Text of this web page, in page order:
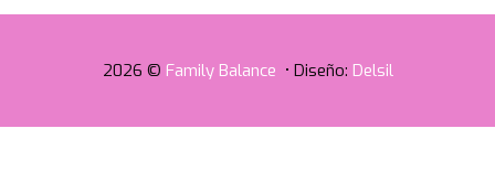
2026 © Family Balance • Diseño: Delsil